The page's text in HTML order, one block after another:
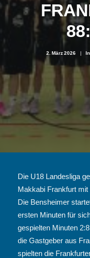
2. März 2026 | In
Die U18 Landesliga
Makkabi Frankfurt mit
Die Bensheimer
ersten Minuten für
gespielten Minuten
die Gastgeber aus
spielten die